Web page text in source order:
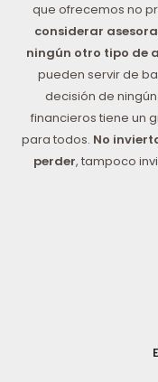
que ofrecemos no
considerar
ningún otro tipo de
pueden servir de
decisión de
financieros tiene un
para todos. No
perder, tampoco